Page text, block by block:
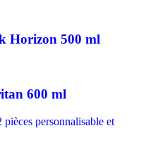
Horizon 500 ml
600 ml